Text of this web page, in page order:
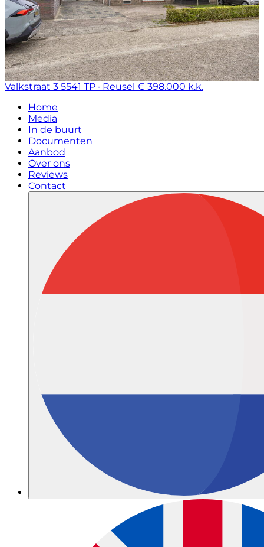
Valkstraat 3 5541 TP · Reusel € 398.000 k.k.
Home
Media
In de buurt
Documenten
Aanbod
Over ons
Reviews
Contact